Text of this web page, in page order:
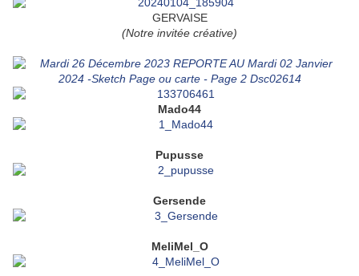
GERVAISE
(Notre invitée créative)
Mado44
Pupusse
Gersende
MeliMel_O